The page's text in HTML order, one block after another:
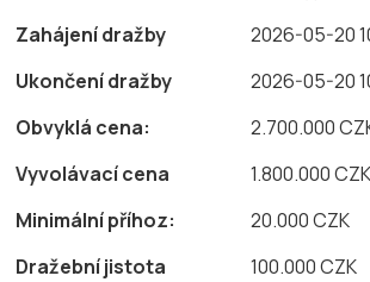
Zahájení dražby
2026-05-20
Ukončení dražby
2026-05-20
Obvyklá cena:
2.700.000
Vyvolávací cena
1.800.000 CZK
Minimální příhoz:
20.000 CZK
Dražební jistota
100.000 CZK